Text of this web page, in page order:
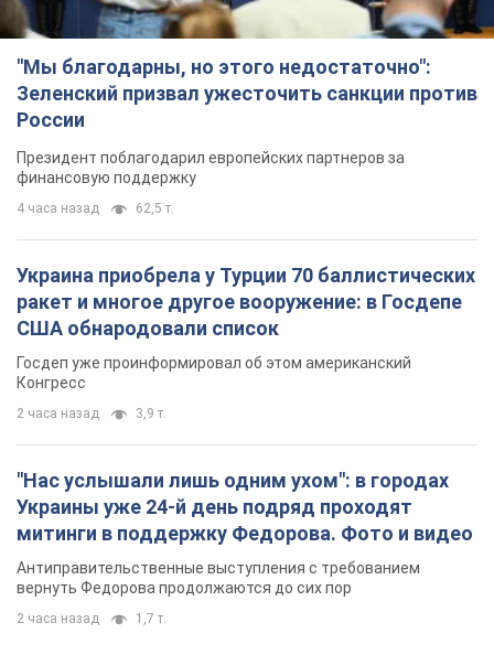
"Мы благодарны, но этого недостаточно":
Зеленский призвал ужесточить санкции против
России
Президент поблагодарил европейских партнеров за
финансовую поддержку
4 часа назад 62,5 т.
Украина приобрела у Турции 70 баллистических
ракет и многое другое вооружение: в Госдепе
США обнародовали список
Госдеп уже проинформировал об этом американский
Конгресс
2 часа назад 3,9 т.
"Нас услышали лишь одним ухом": в городах
Украины уже 24-й день подряд проходят
митинги в поддержку Федорова. Фото и видео
Антиправительственные выступления с требованием
вернуть Федорова продолжаются до сих пор
2 часа назад 1,7 т.